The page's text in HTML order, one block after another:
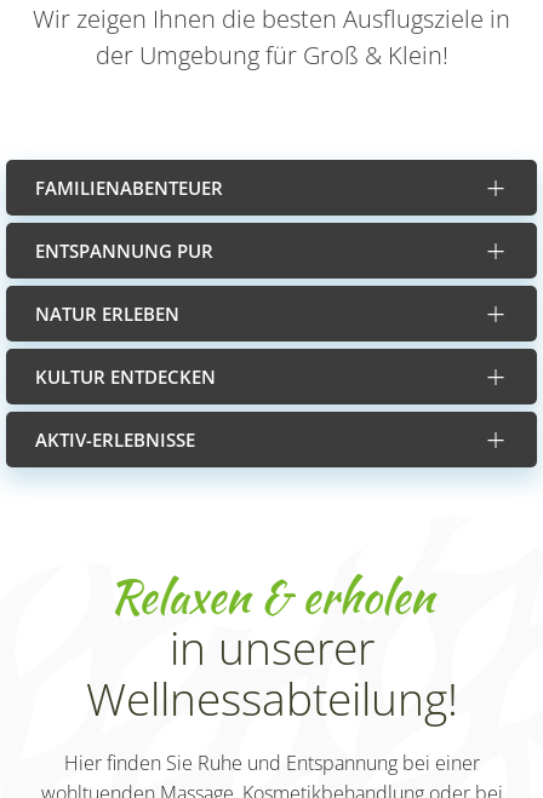
Wir zeigen Ihnen die besten Ausflugsziele in
der Umgebung für Groß & Klein!
FAMILIENABENTEUER
ENTSPANNUNG PUR
NATUR ERLEBEN
KULTUR ENTDECKEN
AKTIV-ERLEBNISSE
Relaxen & erholen
in unserer
Wellnessabteilung!
Hier finden Sie Ruhe und Entspannung bei einer